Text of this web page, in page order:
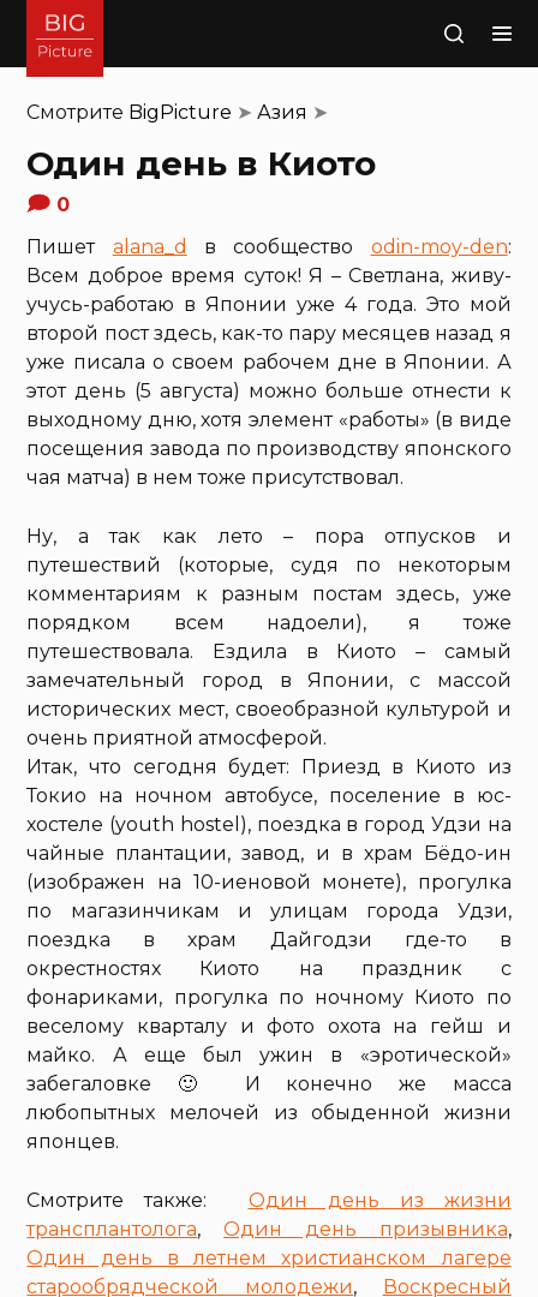
Поиск
Смотрите BigPicture ➤Азия ➤
Один день в Киото
0
Пишет alana_d в сообщество odin-moy-den:
Всем доброе время суток! Я – Светлана, живу-
учусь-работаю в Японии уже 4 года. Это мой
второй пост здесь, как-то пару месяцев назад я
уже писала о своем рабочем дне в Японии. А
этот день (5 августа) можно больше отнести к
выходному дню, хотя элемент «работы» (в виде
посещения завода по производству японского
чая матча) в нем тоже присутствовал.
Ну, а так как лето – пора отпусков и
путешествий (которые, судя по некоторым
комментариям к разным постам здесь, уже
порядком всем надоели), я тоже
путешествовала. Ездила в Киото – самый
замечательный город в Японии, с массой
исторических мест, своеобразной культурой и
очень приятной атмосферой.
Итак, что сегодня будет: Приезд в Киото из
Токио на ночном автобусе, поселение в юс-
хостеле (youth hostel), поездка в город Удзи на
чайные плантации, завод, и в храм Бёдо-ин
(изображен на 10-иеновой монете), прогулка
по магазинчикам и улицам города Удзи,
поездка в храм Дайгодзи где-то в
окрестностях Киото на праздник с
фонариками, прогулка по ночному Киото по
веселому кварталу и фото охота на гейш и
майко. А еще был ужин в «эротической»
забегаловке 🙂 И конечно же масса
любопытных мелочей из обыденной жизни
японцев.
Смотрите также: Один день из жизни
трансплантолога,Один день призывника,
Один день в летнем христианском лагере
старообрядческой молодежи, Воскресный